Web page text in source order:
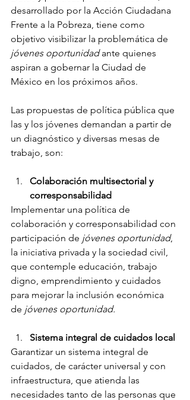
desarrollado por la Acción Ciudadana
Frente a la Pobreza, tiene como
objetivo visibilizar la problemática de
jóvenes oportunidad ante quienes
aspiran a gobernar la Ciudad de
México en los próximos años.
Las propuestas de política pública que
las y los jóvenes demandan a partir de
un diagnóstico y diversas mesas de
trabajo, son:
Colaboración multisectorial y
corresponsabilidad
Implementar una política de
colaboración y corresponsabilidad con
participación de jóvenes oportunidad,
la iniciativa privada y la sociedad civil,
que contemple educación, trabajo
digno, emprendimiento y cuidados
para mejorar la inclusión económica
de jóvenes oportunidad.
Sistema integral de cuidados local
Garantizar un sistema integral de
cuidados, de carácter universal y con
infraestructura, que atienda las
necesidades tanto de las personas que